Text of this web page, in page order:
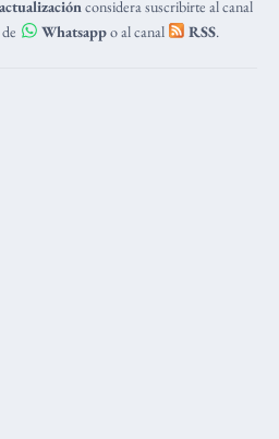
actualizaciónconsidera suscribirte al canal
Whatsappo al canal RSS.